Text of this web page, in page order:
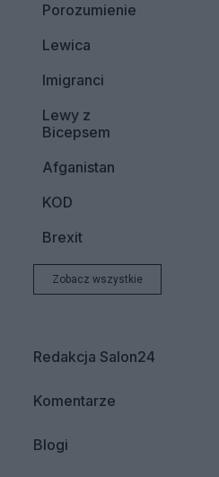
Porozumienie
Lewica
Imigranci
Lewy z
Bicepsem
Afganistan
KOD
Brexit
Zobacz wszystkie
Redakcja Salon24
Komentarze
Blogi